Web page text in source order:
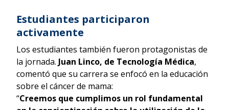
Estudiantes participaron
activamente
Los estudiantes también fueron protagonistas de
la jornada. Juan Linco, de Tecnología Médica,
comentó que su carrera se enfocó en la educación
sobre el cáncer de mama:
“Creemos que cumplimos un rol fundamental